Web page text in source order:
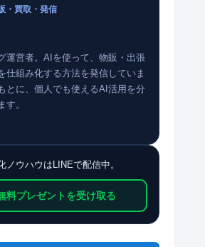
・買取・発信
運営者。AIを使って、物販・出張
仕組み化する方法を発信していま
とに、個人でも使えるAI活用を分
す。
ノウハウはLINEで配信中。
料プレゼントを受け取る